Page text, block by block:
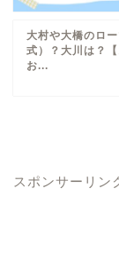
大村や大橋のロ
式）？大川は？
お...
スポンサーリン